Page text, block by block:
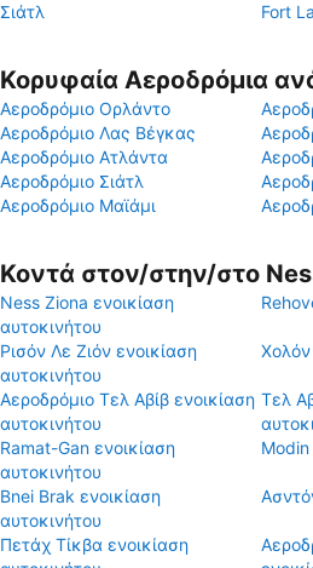
Σιάτλ
Fort
Κορυφαία Αεροδρόμια
Αεροδρόμιο Ορλάντο
Αεροδρόμιο Λας Βέγκας
Αεροδρόμιο Ατλάντα
Αεροδρόμιο Σιάτλ
Αεροδρόμιο Μαϊάμι
Κοντά στον/στην/στο
Ness Ziona ενοικίαση
αυτοκινήτου
Ρισόν Λε Ζιόν ενοικίαση
αυτοκινήτου
Χολόν
Αεροδρόμιο Τελ Αβίβ ενοικίαση
αυτοκινήτου
Τελ
Ramat-Gan ενοικίαση
αυτοκινήτου
Modin
Bnei Brak ενοικίαση
αυτοκινήτου
Πετάχ Τίκβα ενοικίαση